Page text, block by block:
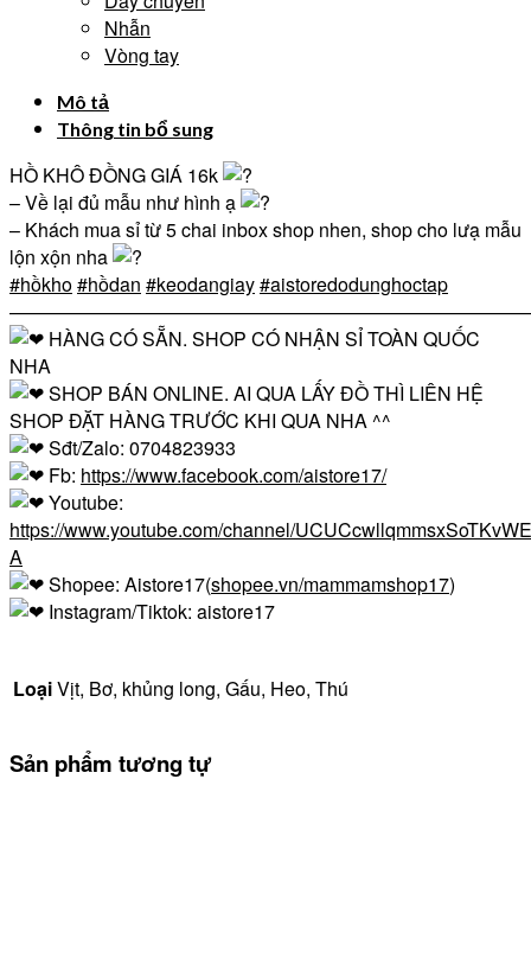
Nhẫn
Vòng tay
Mô tả
Thông tin bổ sung
HỒ KHÔ ĐỒNG GIÁ 16k
– Về lại đủ mẫu như hình ạ
– Khách mua sỉ từ 5 chai inbox shop nhen, shop cho lưạ mẫu
lộn xộn nha
#hồkho#hồdan #keodangiay#aistoredodunghoctap
HÀNG CÓ SẴN. SHOP CÓ NHẬN SỈ TOÀN QUỐC
NHA
SHOP BÁN ONLINE. AI QUA LẤY ĐỒ THÌ LIÊN HỆ
SHOP ĐẶT HÀNG TRƯỚC KHI QUA NHA ^^
Sđt/Zalo: 0704823933
Fb: https://www.facebook.com/aistore17/
Youtube:
https://www.youtube.com/channel/
A
Shopee: Aistore17(shopee.vn/mammamshop17)
Instagram/Tiktok: aistore17
LoạiVịt, Bơ, khủng long, Gấu, Heo, Thú
Sản phẩm tương tự